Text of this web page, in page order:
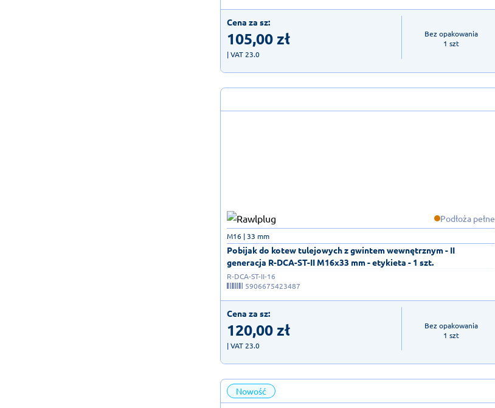
Cena za sz:
105,00zł
| VAT 23.0
Bez opakowania
1 szt
Podłoża pełne
Pobijak do kotew tulejowych z gwintem wewnętrznym - II
generacja R-DCA-ST-II M16x33 mm - etykieta - 1 szt.
M16 | 33 mm
R-DCA-ST-II-16
5906675423487
Cena za sz:
120,00zł
| VAT 23.0
Bez opakowania
1 szt
Nowość